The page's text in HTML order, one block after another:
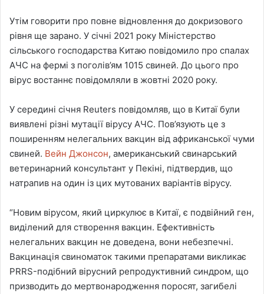
Утім говорити про повне відновлення до докризового
рівня ще зарано. У січні 2021 року Міністерство
сільського господарства Китаю повідомило про спалах
АЧС на фермі з поголів’ям 1015 свиней. До цього про
вірус востаннє повідомляли в жовтні 2020 року.
У середині січня Reuters повідомляв, що в Китаї були
виявлені різні мутації вірусу АЧС. Пов’язують це з
поширенням нелегальних вакцин від африканської чуми
свиней. Вейн Джонсон, американський свинарський
ветеринарний консультант у Пекіні, підтвердив, що
натрапив на один із цих мутованих варіантів вірусу.
“Новим вірусом, який циркулює в Китаї, є подвійний ген,
виділений для створення вакцин. Ефективність
нелегальних вакцин не доведена, вони небезпечні.
Вакцинація свиноматок такими препаратами викликає
PRRS-подібний вірусний репродуктивний синдром, що
призводить до мертвонародження поросят, загибелі